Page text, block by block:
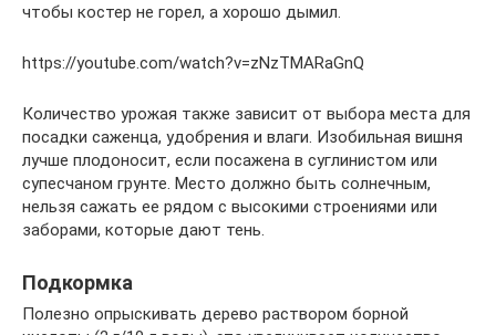
чтобы костер не горел, а хорошо дымил.
https://youtube.com/watch?v=zNzTMARaGnQ
Количество урожая также зависит от выбора места для
посадки саженца, удобрения и влаги. Изобильная вишня
лучше плодоносит, если посажена в суглинистом или
супесчаном грунте. Место должно быть солнечным,
нельзя сажать ее рядом с высокими строениями или
заборами, которые дают тень.
Подкормка
Полезно опрыскивать дерево раствором борной